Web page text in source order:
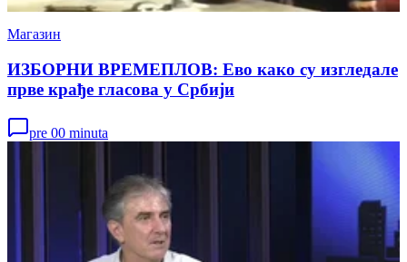
Магазин
ИЗБОРНИ ВРЕМЕПЛОВ: Ево како су изгледале
прве крађе гласова у Србији
pre 00 minuta